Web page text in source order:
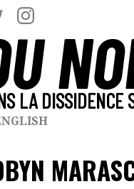
LA DISSIDENCE